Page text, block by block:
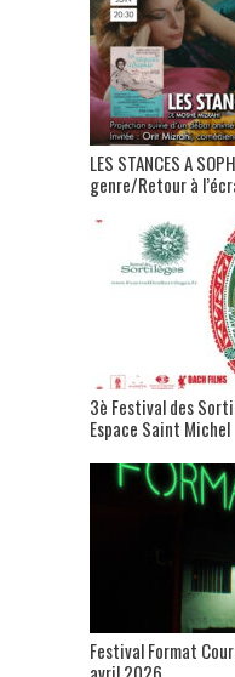
LES STANCES A
genre/Retour à
3è Festival des
Espace Saint Michel
Festival Format